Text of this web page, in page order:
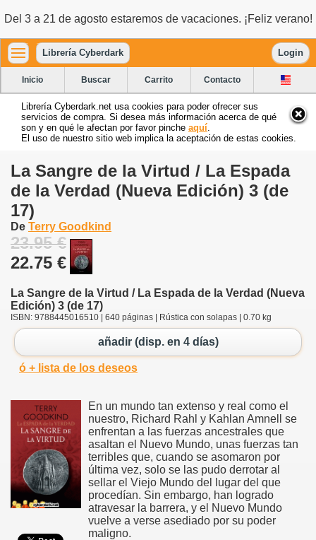
Del 3 a 21 de agosto estaremos de vacaciones. ¡Feliz verano!
Librería Cyberdark Login
Inicio Buscar Carrito Contacto
Librería Cyberdark.net usa cookies para poder ofrecer sus
servicios de compra. Si desea más información acerca de qué
son y en qué le afectan por favor pinche aquí
El uso de nuestro sitio web implica la aceptación de estas cookies.
La Sangre de la Virtud / La Espada
de la Verdad (Nueva Edición) 3 (de
17)
De Terry Goodkind
23.95 €
22.75 €
La Sangre de la Virtud / La Espada de la Verdad (Nueva
Edición) 3 (de 17)
ISBN: 9788445016510 | 640 páginas | Rústica con solapas | 0.70 kg
añadir (disp. en 4 días)
ó + lista de los deseos
En un mundo tan extenso y real como el
nuestro, Richard Rahl y Kahlan Amnell se
enfrentan a las fuerzas ancestrales que
asaltan el Nuevo Mundo, unas fuerzas tan
terribles que, cuando se asomaron por
última vez, solo se las pudo derrotar al
sellar el Viejo Mundo del lugar del que
procedían. Sin embargo, han logrado
atravesar la barrera, y el Nuevo Mundo
vuelve a verse asediado por su poder
maligno.